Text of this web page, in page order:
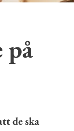
på
de ska